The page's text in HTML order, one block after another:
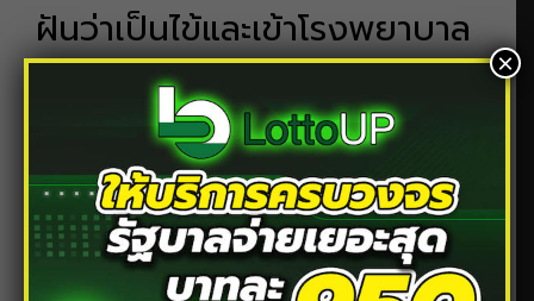
ฝันว่าเป็นไข้และเข้าโรงพยาบาล
ฝันนี้อาจบ่งบอกถึงการสูญเสียทรัพย์สินหรือค่าใช้จ่ายที่
เกี่ยวข้องกับสุขภาพ เช่น ค่ารักษาพยาบาล หรือค่าดูแล
ตัวเองในด้านต่างๆ ดังนั้นจึงควรใส่ใจสุขภาพของตนเอง
ให้มากขึ้น โดยเฉพาะระบบทางเดินหายใจ หรือโรคเกี่ยว
กับความอ่อนเพลีย นอกจากนี้ยังมีความเชื่อว่าการฝัน
×